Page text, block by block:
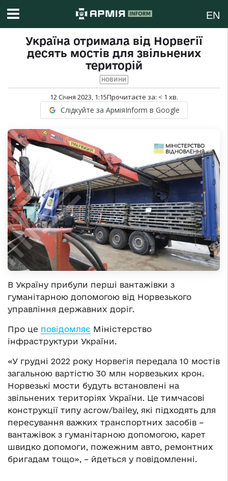
EN
Україна отримала від Норвегії
десять мостів для звільнених
територій
НОВИНИ
12 Січня 2023, 1:15Прочитаєте за: < 1 хв.
Слідкуйте за АрміяInform в Google
В Україну прибули перші вантажівки з
гуманітарною допомогою від Норвезького
управління державних доріг.
Про це повідомляє Міністерство
інфраструктури України.
«У грудні 2022 року Норвегія передала 10 мостів
загальною вартістю 30 млн норвезьких крон.
Норвезькі мости будуть встановлені на
звільнених територіях України. Це тимчасові
конструкції типу acrow/bailey, які підходять для
пересування важких транспортних засобів –
вантажівок з гуманітарною допомогою, карет
швидко допомоги, пожежним авто, ремонтних
бригадам тощо», – йдеться у повідомленні.